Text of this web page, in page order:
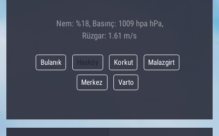
Nem: %18, Basınç: 1009 hpa hPa,
Rüzgar: 1.61 m/s
Bulanık Hasköy Korkut Malazgirt
Merkez Varto